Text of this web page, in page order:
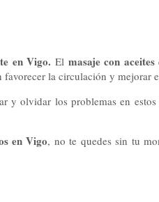
en Vigo.El masaje con
favorecer la circulación y mejorar
y olvidar los problemas en
en Vigo, no te quedes sin tu